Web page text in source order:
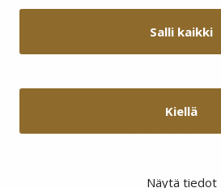
Salli kaikki
Kiellä
Näytä tiedot
Y-tunnus:
Aukioloajat:
Ma-Pe 9-11